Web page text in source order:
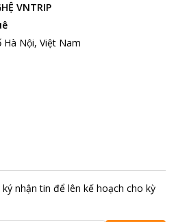
VNTRIP
Hà Nội, Việt Nam
nhận tin để lên kế hoạch cho kỳ